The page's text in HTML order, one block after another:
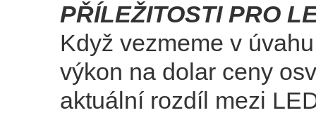
PŘÍLEŽITOSTI PRO
Když vezmeme v
výkon na dolar ceny
aktuální rozdíl mezi